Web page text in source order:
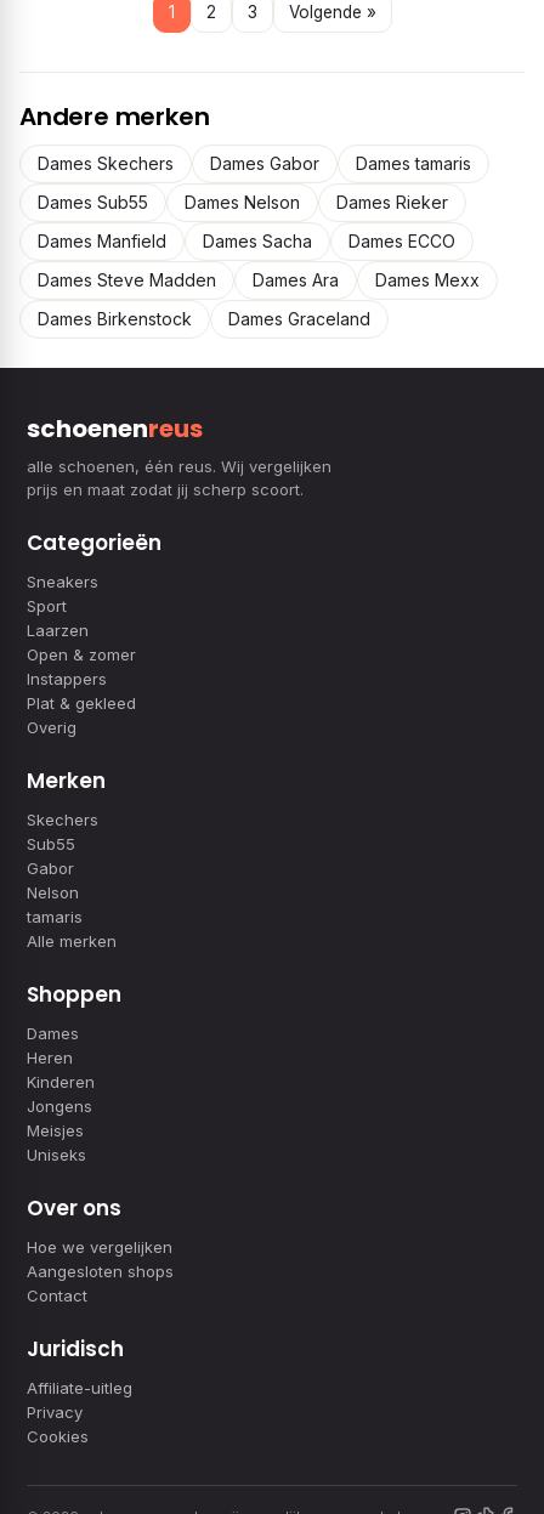
1 2 3 Volgende »
Andere merken
Dames Skechers Dames Gabor
Dames tamaris
Dames Sub55
Dames Nelson
Dames Rieker
Dames Manfield
Dames Sacha
Dames ECCO
Dames Steve Madden
Dames Ara
Dames Mexx
Dames Birkenstock
Dames Graceland
schoenenreus
alle schoenen, één reus. Wij vergelijken
prijs en maat zodat jij scherp scoort.
Categorieën
Sneakers
Sport
Laarzen
Open & zomer
Instappers
Plat & gekleed
Overig
Merken
Skechers
Sub55
Gabor
Nelson
tamaris
Alle merken
Shoppen
Dames
Heren
Kinderen
Jongens
Meisjes
Uniseks
Over ons
Hoe we vergelijken
Aangesloten shops
Contact
Juridisch
Affiliate-uitleg
Privacy
Cookies